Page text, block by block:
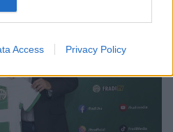
Access Privacy Policy